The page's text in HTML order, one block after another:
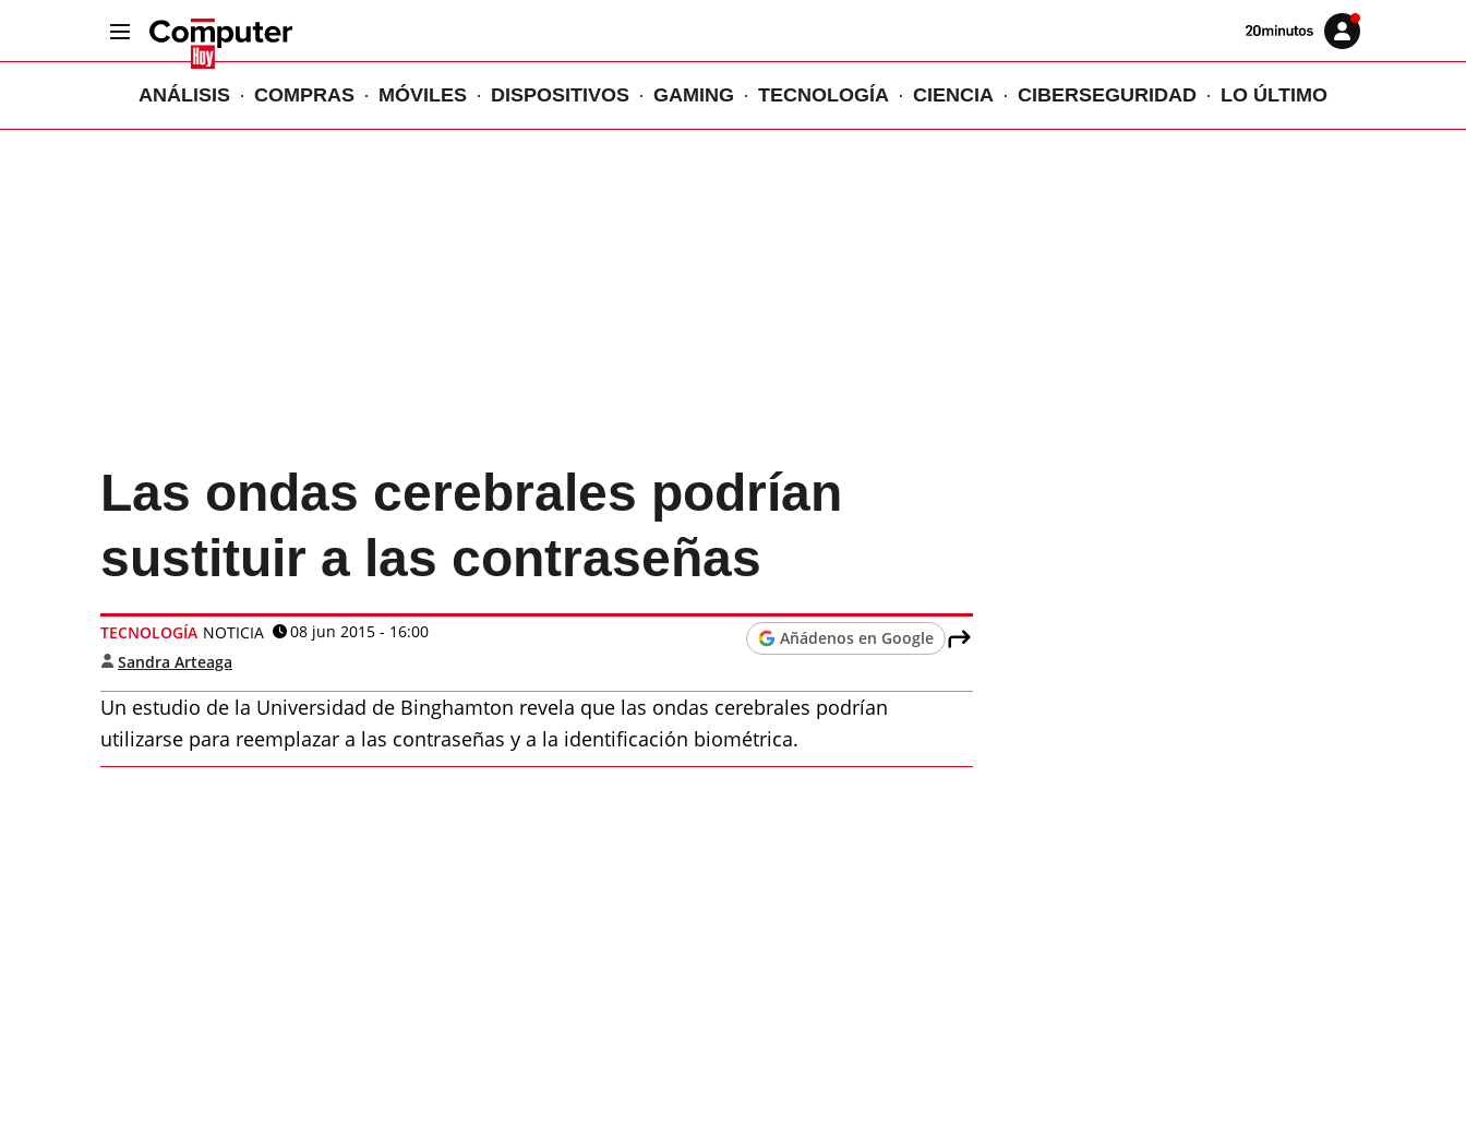
Volver
Iniciar
sesión
ANÁLISIS COMPRAS MÓVILES DISPOSITIVOS GAMING TECNOLOGÍA CIENCIA CIBERSEGURIDAD LO ÚLTIMO
Las ondas cerebrales podrían
sustituir a las contraseñas
TECNOLOGÍA NOTICIA
08 jun 2015 - 16:00
Sandra Arteaga
Añádenos en Google
Un estudio de la Universidad de Binghamton revela que las ondas cerebrales podrían
utilizarse para reemplazar a las contraseñas y a la identificación biométrica.